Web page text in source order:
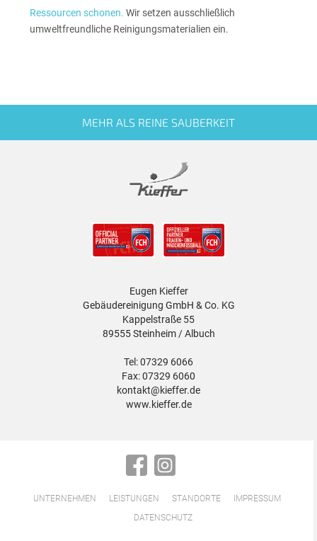
Ressourcen schonen. Wir setzen ausschließlich
umweltfreundliche Reinigungsmaterialien ein.
MEHR ALS REINE SAUBERKEIT
Eugen Kieffer
Gebäudereinigung GmbH & Co. KG
Kappelstraße 55
89555 Steinheim / Albuch
Tel: 07329 6066
Fax: 07329 6060
kontakt@kieffer.de
www.kieffer.de
UNTERNEHMEN LEISTUNGEN STANDORTE
IMPRESSUM
DATENSCHUTZ